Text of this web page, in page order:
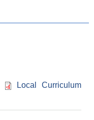
Local Curriculum